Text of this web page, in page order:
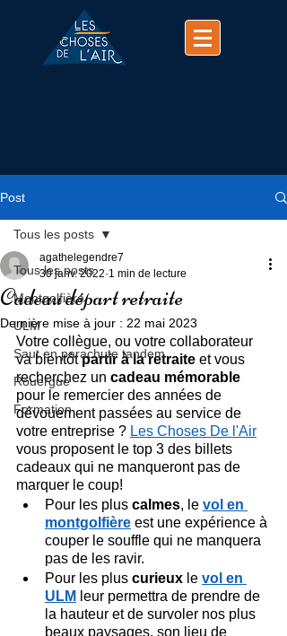
Post
Tous les posts
Montgolfière
ULM
Saut en parachute tandem
Rouergue
Formation
Tous les posts
Cadeau départ retraite
agathelegendre7
30 janv. 2022 1 min de lecture
Dernière mise à jour : 22 mai 2023
Votre collègue, ou votre collaborateur
va bientôt partir à la retraite et vous
recherchez un cadeau mémorable
pour le remercier des années de
dévouement passées au service de
votre entreprise ? Les Choses De l'Air
vous proposent le top 3 des billets
cadeaux qui ne manqueront pas de
marquer le coup!
Pour les plus calmes, le vol en
montgolfière est une expérience à
couper le souffle qui ne manquera
pas de les ravir.
Pour les plus curieux le vol en
ULM leur permettra de prendre de
la hauteur et de survoler nos plus
beaux paysages, son lieu de